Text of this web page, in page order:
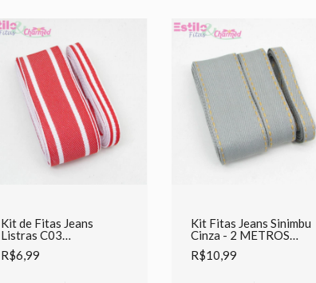
Kit de Fitas Jeans
Listras C03
VERMELHO - 2
METROS CADA
R$6,99
Kit Fitas Jeans Sinimbu
Cinza - 2 METROS
CADA
R$10,99